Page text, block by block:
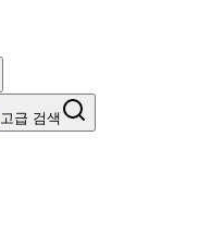
고급 검색